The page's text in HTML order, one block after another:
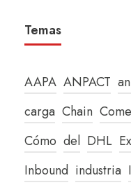
Temas
AAPA ANPACT
carga Chain
Cómo del DHL
Inbound industria